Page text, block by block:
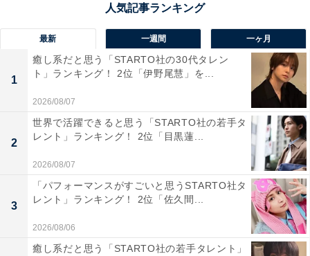
メの種類が多く、そこでしか食べられないものが多い」
（30代女性／愛知県）、「ラーメン、ジンギスカン、ス
ープカレー、海鮮、豚丼、ザンギ、ラッキーピエロなど
沢山のご当地グルメがあるからです」（20代女性／神奈
＞7位までの全ランキング結果を見る
※回答者のコメントは原文ママです
最新 一週間 一ヶ月
1
癒し系だと思う「STARTO社の30代タレン
ト」ランキング！ 2位「伊野尾慧」を...
2026/08/07
2
世界で活躍できると思う「STARTO社の若手タ
レント」ランキング！ 2位「目黒蓮...
2026/08/07
3
「パフォーマンスがすごいと思うSTARTO社タ
レント」ランキング！ 2位「佐久間...
2026/08/06
癒し系だと思う「STARTO社の若手タレント」